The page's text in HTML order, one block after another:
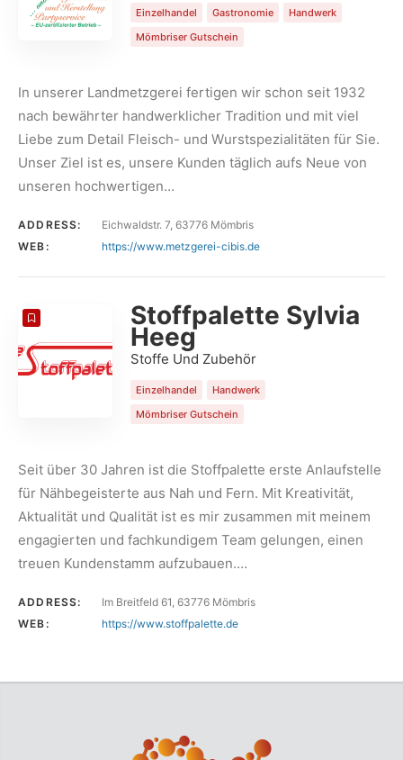
Einzelhandel Gastronomie
Handwerk
Mömbriser Gutschein
In unserer Landmetzgerei fertigen wir schon seit 1932
nach bewährter handwerklicher Tradition und mit viel
Liebe zum Detail Fleisch- und Wurstspezialitäten für Sie.
Unser Ziel ist es, unsere Kunden täglich aufs Neue von
unseren hochwertigen…
ADDRESS:
Eichwaldstr. 7, 63776 Mömbris
WEB:
https://www.metzgerei-cibis.de
Stoffpalette Sylvia
Heeg
Stoffe Und Zubehör
Einzelhandel
Handwerk
Mömbriser Gutschein
Seit über 30 Jahren ist die Stoffpalette erste Anlaufstelle
für Nähbegeisterte aus Nah und Fern. Mit Kreativität,
Aktualität und Qualität ist es mir zusammen mit meinem
engagierten und fachkundigem Team gelungen, einen
treuen Kundenstamm aufzubauen.…
ADDRESS:
Im Breitfeld 61, 63776 Mömbris
WEB:
https://www.stoffpalette.de